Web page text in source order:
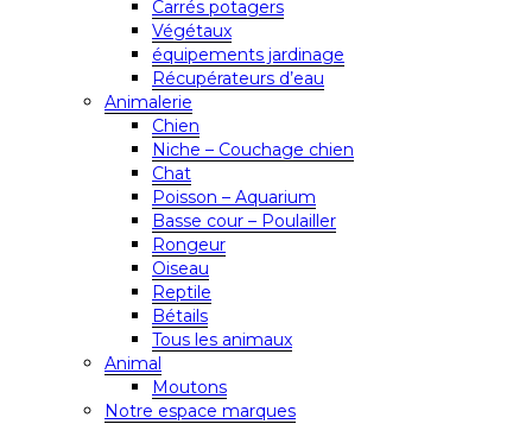
Carrés potagers
Végétaux
équipements jardinage
Récupérateurs d’eau
Animalerie
Chien
Niche – Couchage chien
Chat
Poisson – Aquarium
Basse cour – Poulailler
Rongeur
Oiseau
Reptile
Bétails
Tous les animaux
Animal
Moutons
Notre espace marques